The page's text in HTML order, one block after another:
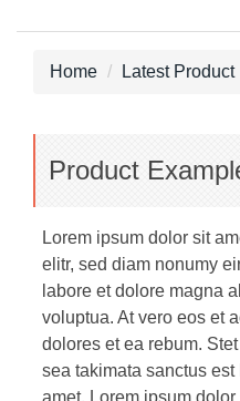
Home Latest Product
Product
Lorem ipsum dolor sit
elitr, sed diam nonumy
labore et dolore magna
voluptua. At vero eos et
dolores et ea rebum.
sea takimata sanctus
amet. Lorem ipsum